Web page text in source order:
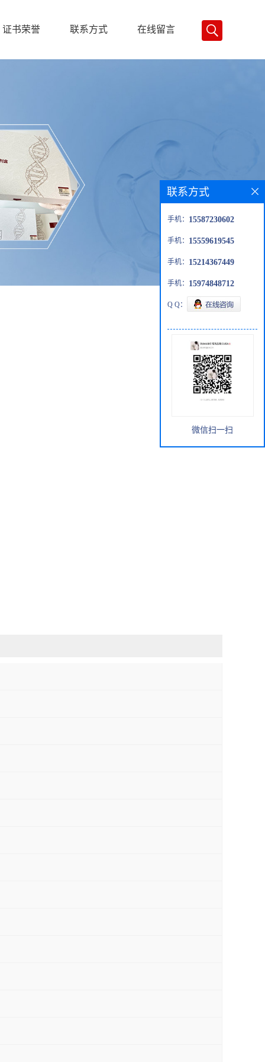
证书荣誉 联系方式 在线留言
联系方式
手机： 15587230602
手机： 15559619545
手机： 15214367449
手机： 15974848712
Q Q：
微信扫一扫